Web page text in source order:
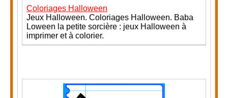
Coloriages Halloween
Jeux Halloween. Coloriages Halloween. Baba
Loween la petite sorcière : jeux Halloween à
imprimer et à colorier.